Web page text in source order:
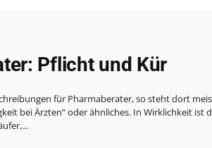
Pflicht und Kür
für Pharmaberater, so steht dort
bei Ärzten“ oder ähnliches. In Wirklichkeit ist